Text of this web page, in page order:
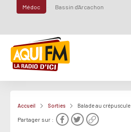
Médoc Bassin d'Arcachon
Accueil Sorties Balade au
Partager sur :